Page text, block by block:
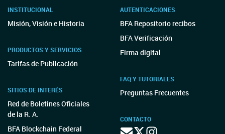
INSTITUCIONAL
Misión, Visión e Historia
PRODUCTOS Y SERVICIOS
Tarifas de Publicación
SITIOS DE INTERÉS
Red de Boletines Oficiales
de la R. A.
BFA Blockchain Federal
AUTENTICACIONES
BFA Repositorio recibos
BFA Verificación
Firma digital
FAQ Y TUTORIALES
Preguntas Frecuentes
CONTACTO